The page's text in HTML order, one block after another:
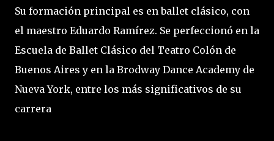
Su formación principal es en ballet clásico, con
el maestro Eduardo Ramírez. Se perfeccionó en la
Escuela de Ballet Clásico del Teatro Colón de
Buenos Aires y en la Brodway Dance Academy de
Nueva York, entre los más significativos de su
carrera